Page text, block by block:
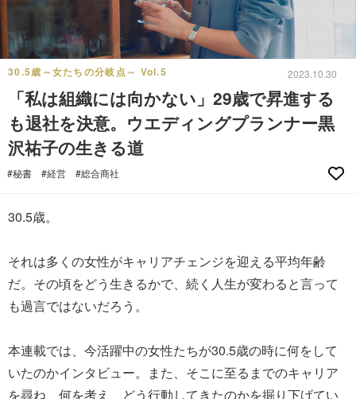
30.5歳～女たちの分岐点～ Vol.5 2023.10.30
「私は組織には向かない」29歳で昇進する
も退社を決意。ウエディングプランナー黒
沢祐子の生きる道
#秘書 #経営 #総合商社
30.5歳。
それは多くの女性がキャリアチェンジを迎える平均年齢
だ。その頃をどう生きるかで、続く人生が変わると言って
も過言ではないだろう。
本連載では、今活躍中の女性たちが30.5歳の時に何をして
いたのかインタビュー。また、そこに至るまでのキャリア
を尋ね、何を考え、どう行動してきたのかを掘り下げてい